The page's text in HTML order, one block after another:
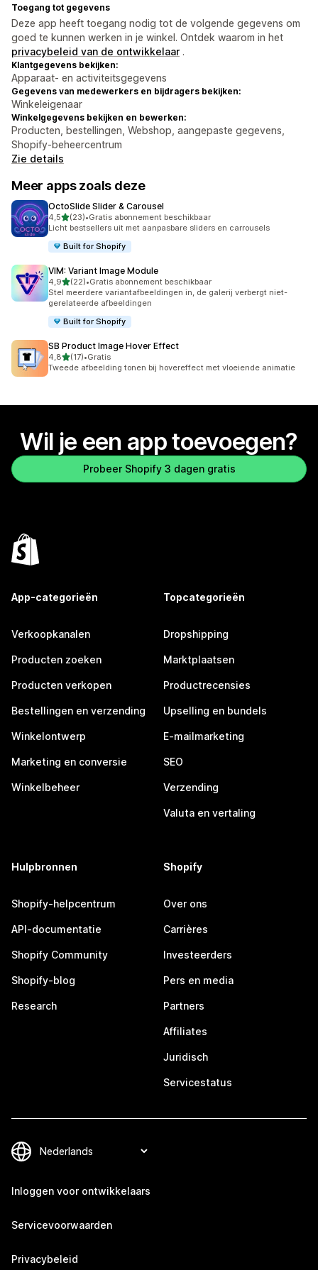
Toegang tot gegevens
Deze app heeft toegang nodig tot de volgende gegevens om
goed te kunnen werken in je winkel. Ontdek waarom in het
privacybeleid van de ontwikkelaar .
Klantgegevens bekijken:
Apparaat- en activiteitsgegevens
Gegevens van medewerkers en bijdragers bekijken:
Winkeleigenaar
Winkelgegevens bekijken en bewerken:
Producten, bestellingen, Webshop, aangepaste gegevens,
Shopify-beheercentrum
Zie details
Meer apps zoals deze
OctoSlide Slider & Carousel
4,5van 5 sterren
(23)
23 recensies in totaal
•Gratis abonnement beschikbaar
Licht bestsellers uit met aanpasbare sliders en carrousels
Built for Shopify
VIM: Variant Image Module
4,9van 5 sterren
(22)
22 recensies in totaal
•Gratis abonnement beschikbaar
Stel meerdere variantafbeeldingen in, de galerij verbergt niet-
gerelateerde afbeeldingen
Built for Shopify
SB Product Image Hover Effect
4,8van 5 sterren
(17)
17 recensies in totaal
•Gratis
Tweede afbeelding tonen bij hovereffect met vloeiende animatie
Wil je een app toevoegen?
Probeer Shopify 3 dagen gratis
App-categorieën
Verkoopkanalen
Producten zoeken
Producten verkopen
Bestellingen en verzending
Winkelontwerp
Marketing en conversie
Winkelbeheer
Topcategorieën
Dropshipping
Marktplaatsen
Productrecensies
Upselling en bundels
E-mailmarketing
SEO
Verzending
Valuta en vertaling
Hulpbronnen
Shopify-helpcentrum
API-documentatie
Shopify Community
Shopify-blog
Research
Shopify
Over ons
Carrières
Investeerders
Pers en media
Partners
Affiliates
Juridisch
Servicestatus
Inloggen voor ontwikkelaars
Servicevoorwaarden
Privacybeleid